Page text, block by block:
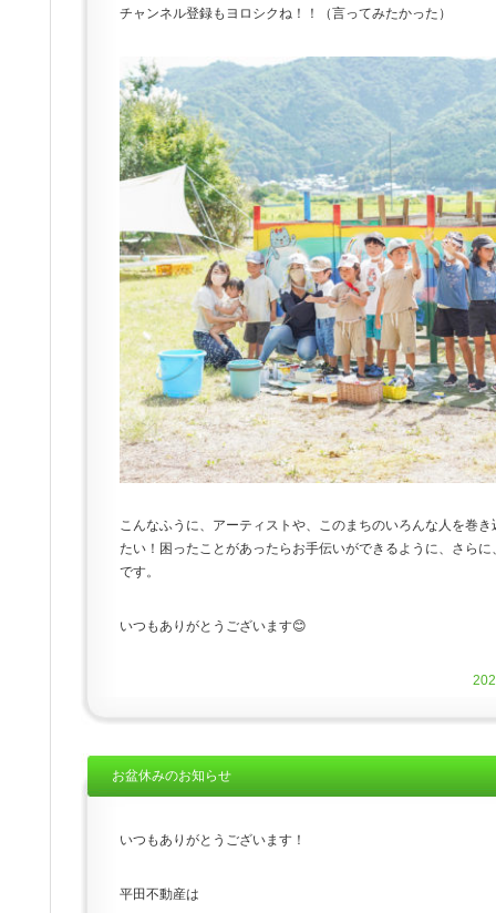
チャンネル登録もヨロシクね！！（言ってみたかった）
こんなふうに、アーティストや、このまちのいろんな人を巻
たい！困ったことがあったらお手伝いができるように、さら
です。
いつもありがとうございます😊
お盆休みのお知らせ
いつもありがとうございます！
平田不動産は